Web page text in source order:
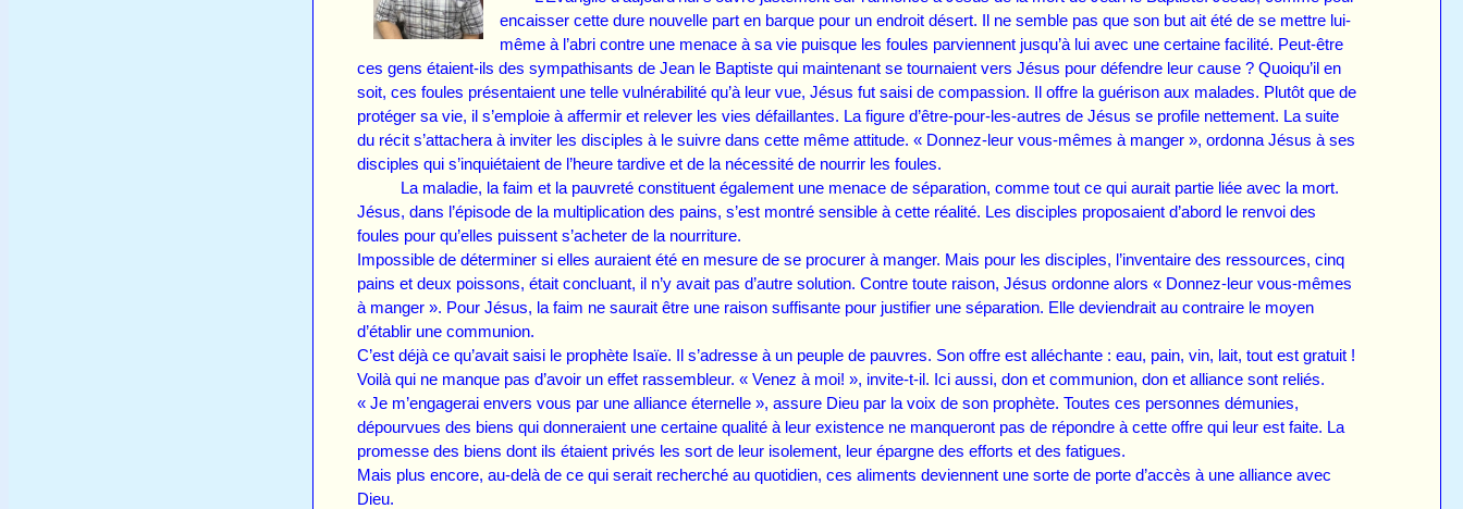
encaisser cette dure nouvelle part en barque pour un endroit désert. Il ne semble pas que son but ait été de se mettre lui-
même à l’abri contre une menace à sa vie puisque les foules parviennent jusqu’à lui avec une certaine facilité. Peut-être
ces gens étaient-ils des sympathisants de Jean le Baptiste qui maintenant se tournaient vers Jésus pour défendre leur cause ? Quoiqu’il en
soit, ces foules présentaient une telle vulnérabilité qu’à leur vue, Jésus fut saisi de compassion. Il offre la guérison aux malades. Plutôt que de
protéger sa vie, il s’emploie à affermir et relever les vies défaillantes. La figure d’être-pour-les-autres de Jésus se profile nettement. La suite
du récit s’attachera à inviter les disciples à le suivre dans cette même attitude. « Donnez-leur vous-mêmes à manger », ordonna Jésus à ses
disciples qui s’inquiétaient de l’heure tardive et de la nécessité de nourrir les foules.
La maladie, la faim et la pauvreté constituent également une menace de séparation, comme tout ce qui aurait partie liée avec la mort.
Jésus, dans l’épisode de la multiplication des pains, s’est montré sensible à cette réalité. Les disciples proposaient d’abord le renvoi des
foules pour qu’elles puissent s’acheter de la nourriture.
Impossible de déterminer si elles auraient été en mesure de se procurer à manger. Mais pour les disciples, l’inventaire des ressources, cinq
pains et deux poissons, était concluant, il n’y avait pas d’autre solution. Contre toute raison, Jésus ordonne alors « Donnez-leur vous-mêmes
à manger ». Pour Jésus, la faim ne saurait être une raison suffisante pour justifier une séparation. Elle deviendrait au contraire le moyen
d’établir une communion.
C’est déjà ce qu’avait saisi le prophète Isaïe. Il s’adresse à un peuple de pauvres. Son offre est alléchante : eau, pain, vin, lait, tout est gratuit !
Voilà qui ne manque pas d’avoir un effet rassembleur. « Venez à moi! », invite-t-il. Ici aussi, don et communion, don et alliance sont reliés.
« Je m’engagerai envers vous par une alliance éternelle », assure Dieu par la voix de son prophète. Toutes ces personnes démunies,
dépourvues des biens qui donneraient une certaine qualité à leur existence ne manqueront pas de répondre à cette offre qui leur est faite. La
promesse des biens dont ils étaient privés les sort de leur isolement, leur épargne des efforts et des fatigues.
Mais plus encore, au-delà de ce qui serait recherché au quotidien, ces aliments deviennent une sorte de porte d’accès à une alliance avec
Dieu.